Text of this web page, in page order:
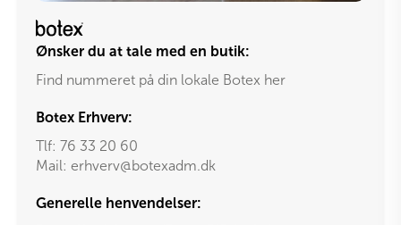
Ønsker du at tale med en butik:
Find nummeret på din lokale Botex her
Botex Erhverv:
Tlf: 76 33 20 60
Mail: erhverv@botexadm.dk
Generelle henvendelser: